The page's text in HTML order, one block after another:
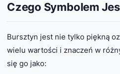
Czego Symbolem
Bursztyn jest nie tylko piękną
wielu wartości i znaczeń w
się go jako: